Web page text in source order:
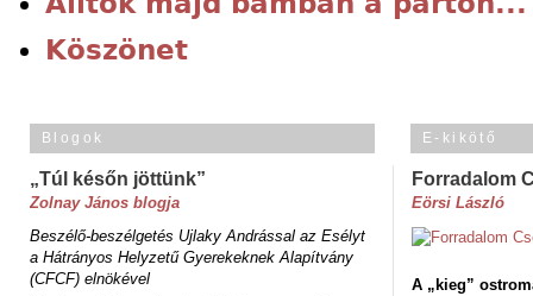
Köszönet
Blogok
„Túl későn jöttünk”
Zolnay János blogja
Beszélő-beszélgetés Ujlaky Andrással az Esélyt
a Hátrányos Helyzetű Gyerekeknek Alapítvány
(CFCF) elnökével
E-kikötő
Forradalom
Eörsi László
A „kieg”